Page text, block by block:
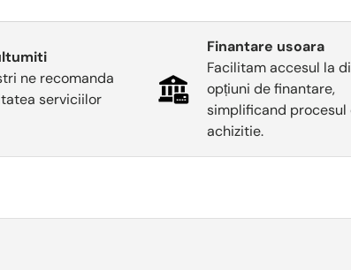
ne recomanda
serviciilor
Finantare usoara
Facilitam accesul la
opțiuni de finantare,
simplificand procesul
achizitie.